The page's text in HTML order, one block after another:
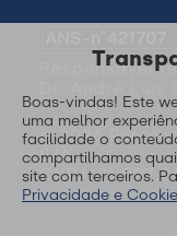
Boas-vindas! Este
uma melhor
facilidade o
compartilhamos
site com terceiros.
Privacidade e
Responsável
© 2026
S/A
CNPJ: